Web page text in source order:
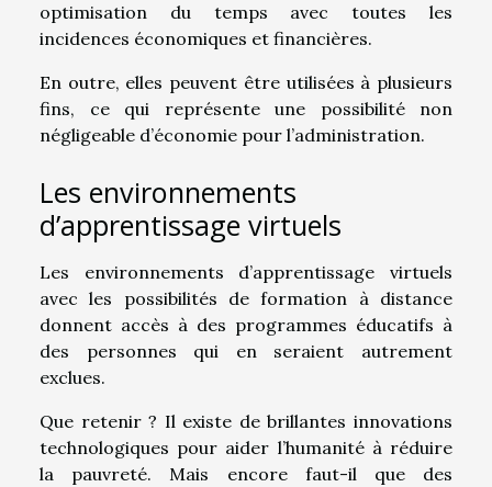
optimisation du temps avec toutes les
incidences économiques et financières.
En outre, elles peuvent être utilisées à plusieurs
fins, ce qui représente une possibilité non
négligeable d’économie pour l’administration.
Les environnements
d’apprentissage virtuels
Les environnements d’apprentissage virtuels
avec les possibilités de formation à distance
donnent accès à des programmes éducatifs à
des personnes qui en seraient autrement
exclues.
Que retenir ? Il existe de brillantes innovations
technologiques pour aider l’humanité à réduire
la pauvreté. Mais encore faut-il que des